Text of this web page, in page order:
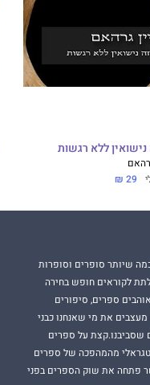
נישואין ללא רגשות
29 ₪
שיותר סופרים וסופרות
לקוראים חופש בחירה
ספרים, סיפורים
מעצבים את מי שאנחנו כבני
שסביבנו.קצת על ספרים
מהמהפכה של ספרים
פתחה את שוק הספרים בפני